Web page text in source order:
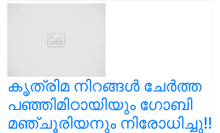
കൃത്രിമ നിറങ്ങൾ ചേർത്ത
പഞ്ഞിമിഠായിയും ഗോബി
മഞ്ചൂരിയനും നിരോധിച്ചു!!